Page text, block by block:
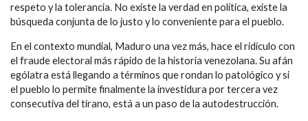
respeto y la tolerancia. No existe la verdad en política, existe la
búsqueda conjunta de lo justo y lo conveniente para el pueblo.
En el contexto mundial, Maduro una vez más, hace el ridículo con
el fraude electoral más rápido de la historia venezolana. Su afán
ególatra está llegando a términos que rondan lo patológico y si
el pueblo lo permite finalmente la investidura por tercera vez
consecutiva del tirano, está a un paso de la autodestrucción.